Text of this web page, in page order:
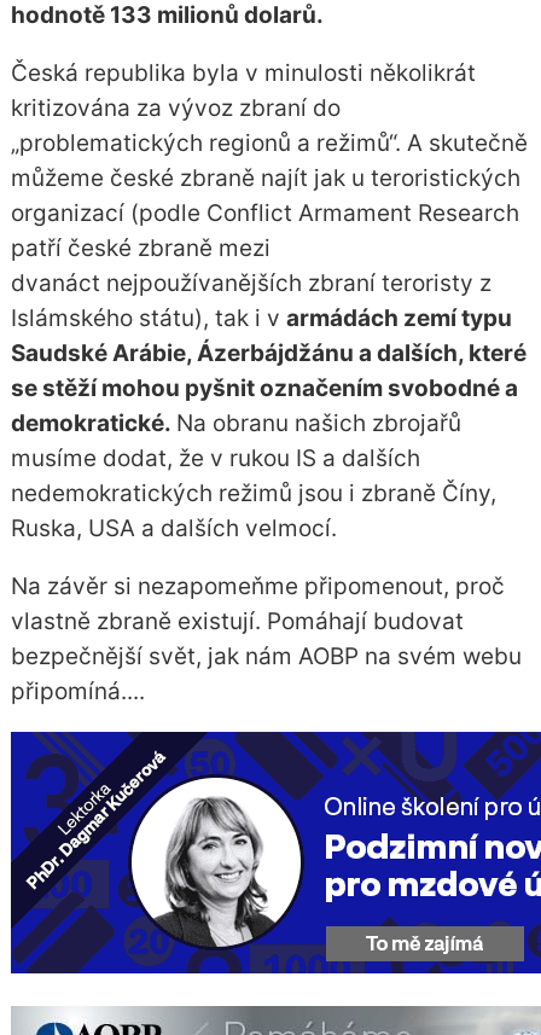
hodnotě 133 milionů dolarů.
Česká republika byla v minulosti několikrát
kritizována za vývoz zbraní do
„problematických regionů a režimů“. A skutečně
můžeme české zbraně najít jak u teroristických
organizací (podle Conflict Armament Research
patří české zbraně mezi
dvanáct nejpoužívanějších zbraní teroristy z
Islámského státu), tak i v armádách zemí typu
Saudské Arábie, Ázerbájdžánu a dalších, které
se stěží mohou pyšnit označením svobodné a
demokratické. Na obranu našich zbrojařů
musíme dodat, že v rukou IS a dalších
nedemokratických režimů jsou i zbraně Číny,
Ruska, USA a dalších velmocí.
Na závěr si nezapomeňme připomenout, proč
vlastně zbraně existují. Pomáhají budovat
bezpečnější svět, jak nám AOBP na svém webu
připomíná....